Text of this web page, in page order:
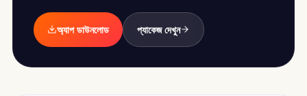
অ্যাপ ডাউনলোড প্যাকেজ দেখুন